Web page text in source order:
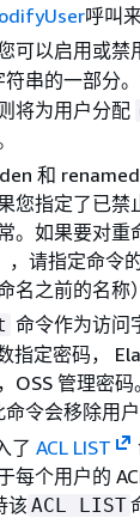
呼叫
可以启用或禁
串的一部分
将为用户分配
和
您指定了已禁
。如果要对重
，请指定命令
名之前的名称
命令作为访问
指定密码，
OSS 管理密
令会移除用户
了 ACL LIST
每个用户的
该 ACL LIST